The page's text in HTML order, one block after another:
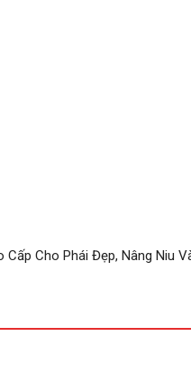
Cấp Cho Phái Đẹp, Nâng Niu